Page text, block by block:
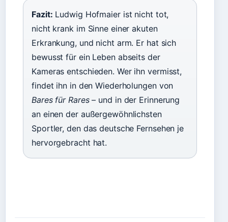
Fazit: Ludwig Hofmaier ist nicht tot,
nicht krank im Sinne einer akuten
Erkrankung, und nicht arm. Er hat sich
bewusst für ein Leben abseits der
Kameras entschieden. Wer ihn vermisst,
findet ihn in den Wiederholungen von
Bares für Rares– und in der Erinnerung
an einen der außergewöhnlichsten
Sportler, den das deutsche Fernsehen je
hervorgebracht hat.